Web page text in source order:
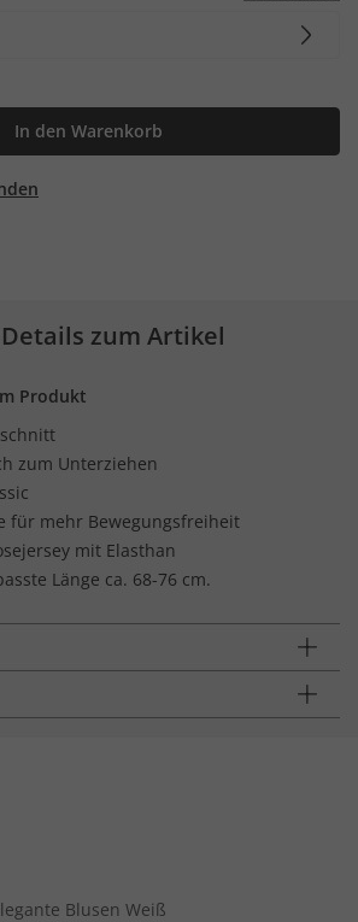
In den Warenkorb
zum Artikel
Produkt
zum Unterziehen
für mehr Bewegungsfreiheit
mit Elasthan
Länge ca. 68-76 cm.
Blusen Weiß